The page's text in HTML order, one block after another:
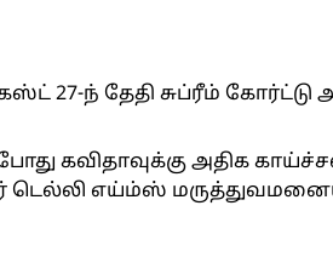
27-ந் தேதி சுப்ரீம்
கவிதாவுக்கு அதிக
எய்ம்ஸ்